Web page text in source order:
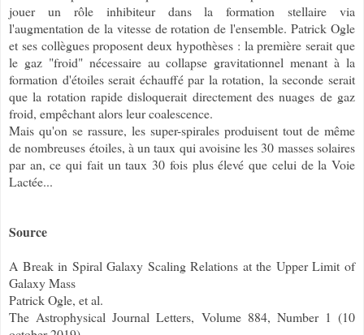
jouer un rôle inhibiteur dans la formation stellaire via
l'augmentation de la vitesse de rotation de l'ensemble. Patrick Ogle
et ses collègues proposent deux hypothèses : la première serait que
le gaz "froid" nécessaire au collapse gravitationnel menant à la
formation d'étoiles serait échauffé par la rotation, la seconde serait
que la rotation rapide disloquerait directement des nuages de gaz
froid, empêchant alors leur coalescence.
Mais qu'on se rassure, les super-spirales produisent tout de même
de nombreuses étoiles, à un taux qui avoisine les 30 masses solaires
par an, ce qui fait un taux 30 fois plus élevé que celui de la Voie
Lactée...
Source
A Break in Spiral Galaxy Scaling Relations at the Upper Limit of
Galaxy Mass
Patrick Ogle, et al.
The Astrophysical Journal Letters, Volume 884, Number 1 (10